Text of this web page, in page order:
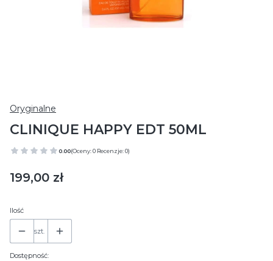
Oryginalne
CLINIQUE HAPPY EDT 50ML
0.00(Oceny: 0 Recenzje: 0)
Cena
199,00 zł
Ilość
szt.
Dostępność: